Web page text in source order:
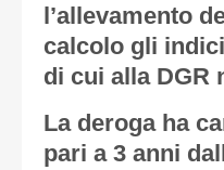
l’allevamento
calcolo gli
di cui alla DGR
La deroga ha
pari a 3 anni